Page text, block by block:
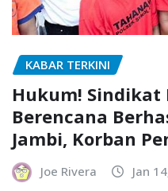
KABAR TERKINI
Hukum! Sindikat
Berencana
Jambi, Korban
Joe Rivera Jan